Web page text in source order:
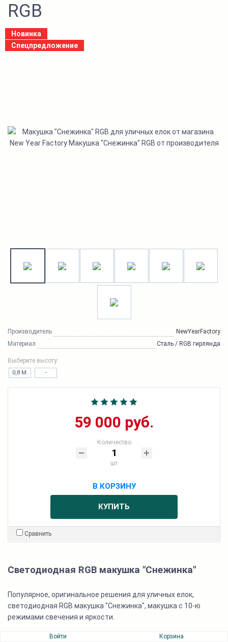
Войти Корзина
RGB
Новинка
Спецпредложение
Производитель
NewYearFactory
Материал
Сталь / RGB гирлянда
Выберите высоту:
0,8 М. -
59 000 руб.
Количество
шт
В КОРЗИНУ
КУПИТЬ
Сравнить
Светодиодная RGB макушка "Снежинка"
Популярное, оригинальное решения для уличных елок,
светодиодная RGB макушка "Снежинка", макушка с 10-ю
режимами свечения и яркости.
Безопасная, влагостойкая, морозостойкая, степень защиты